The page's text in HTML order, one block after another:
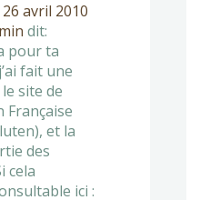
26 avril 2010
dit:
pour ta
fait une
site de
Française
et la
des
cela
ici :